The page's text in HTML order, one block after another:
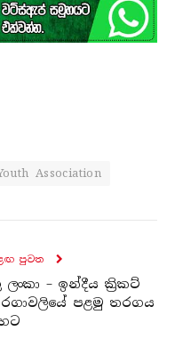
Association
පුව​ත
ලංකා – ඉන්දීය ක්‍රිකට්
පළමු තරගය